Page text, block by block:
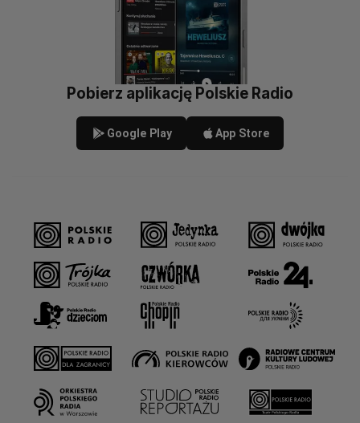
Pobierz aplikację Polskie Radio
Google Play App Store